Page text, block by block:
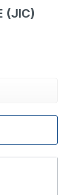
(JIC)